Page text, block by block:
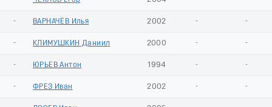
- ВАРНАЧЁВ Илья 2002 - -
- КЛИМУШКИН Даниил 2000 - -
- ЮРЬЕВ Антон 1994 - -
- ФРЕЗ Иван 2002 - -